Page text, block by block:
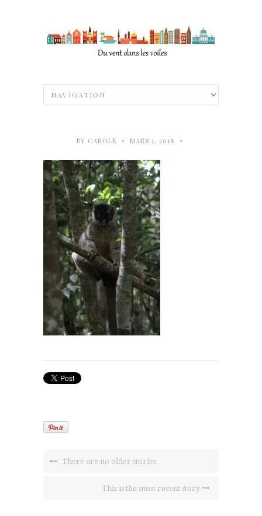
BY CAROLE • MARS 1, 2018 •
There are no older stories
This is the most recent story